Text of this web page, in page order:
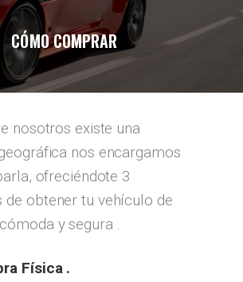
CÓMO COMPRAR
nosotros existe una
nos encargamos
ofreciéndote 3
de obtener tu vehículo de
y segura .
Física .